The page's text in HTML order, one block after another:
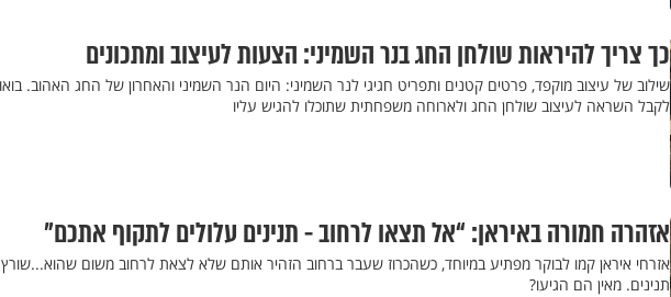
כך צריך להיראות שולחן החג בנר השמיני: הצעות לעיצוב ומתכונים
שילוב של עיצוב מוקפד, פרטים קטנים ותפריט חגיגי לנר השמיני: היום הנר השמיני והאחרון של החג האהוב. בואו
לקבל השראה לעיצוב שולחן החג ולארוחה משפחתית שתוכלו להגיש עליו
אזהרה חמורה באיראן: “אל תצאו לרחוב - תנינים עלולים לתקוף אתכם”
אזרחי איראן קמו לבוקר מפתיע במיוחד, כשהכרוז שעבר ברחוב הזהיר אותם שלא לצאת לרחוב משום שהוא...שורץ
תנינים. מאין הם הגיעו?